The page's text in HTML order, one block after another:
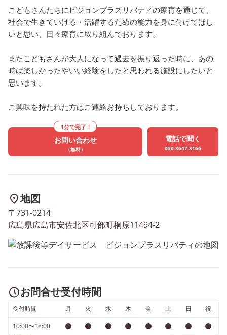
こどもさんたちにビジョンプラスリバティの療育を通じて、
社会で生きていける・活躍するための能力を身に付けてほし
いと思い、日々療育に取り組んでおります。
またこどもさんが大人になって過去を振り返った時に、あの
時は楽しかったやいい経験をしたと思われる施設にしたいと
思います。
ご興味を持たれた方はご連絡お持ちしております。
1分で完了！
お問い合わせ
（無料）
電話で聞く
050-3647-3166
地図
〒731-0214
広島県広島市安佐北区可部町桐原11494‐2
お問合せ受付時間
受付時間 月 火 水 木 金 土 日 祝
10:00〜18:00